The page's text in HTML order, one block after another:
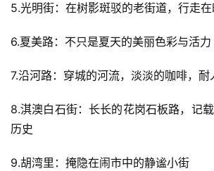
投
稿
5.光明街：在树影斑驳的老街道，行走
6.夏美路：不只是夏天的美丽色彩与活力
7.沿河路：穿城的河流，淡淡的咖啡，耐
8.淇澳白石街：长长的花岗石板路，记
历史
9.胡湾里：掩隐在闹市中的静谧小街